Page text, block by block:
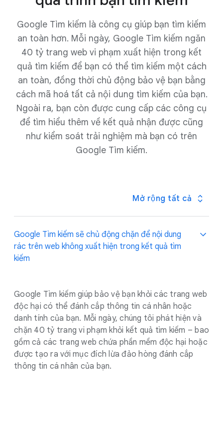
cầu xác minh bổ sung đối với bất kỳ ai muốn truy cập
trang Hoạt động của tôi. Với chế độ cài đặt này,
Google sẽ yêu cầu bạn cung cấp thông tin bổ sung
(như mật khẩu hoặc thông tin để xác thực hai yếu
tố) trước khi hiển thị đầy đủ nhật ký của bạn.
Google Tìm kiếm là công cụ giúp bạn tìm kiếm
an toàn hơn. Mỗi ngày, Google Tìm kiếm ngăn
40 tỷ trang web vi phạm xuất hiện trong kết
quả tìm kiếm để bạn có thể tìm kiếm một cách
an toàn, đồng thời chủ động bảo vệ bạn bằng
cách mã hoá tất cả nội dung tìm kiếm của bạn.
Ngoài ra, bạn còn được cung cấp các công cụ
để tìm hiểu thêm về kết quả nhận được cũng
như kiểm soát trải nghiệm mà bạn có trên
Google Tìm kiếm.
Mở rộng tất cả
Google Tìm kiếm sẽ chủ động chặn để nội dung
rác trên web không xuất hiện trong kết quả tìm
kiếm
Google Tìm kiếm giúp bảo vệ bạn khỏi các trang web
độc hại có thể đánh cắp thông tin cá nhân hoặc
danh tính của bạn. Mỗi ngày, chúng tôi phát hiện và
chặn 40 tỷ trang vi phạm khỏi kết quả tìm kiếm – bao
gồm cả các trang web chứa phần mềm độc hại hoặc
được tạo ra với mục đích lừa đảo hòng đánh cắp
thông tin cá nhân của bạn.